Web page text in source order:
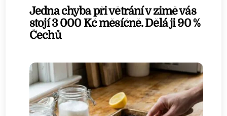
Jedna chyba při větrání v zimě vás
stojí 3 000 Kč měsíčně. Dělá ji 90 %
Čechů